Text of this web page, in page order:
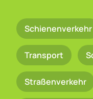
Schienenverkehr
Transport
Straßenverkehr